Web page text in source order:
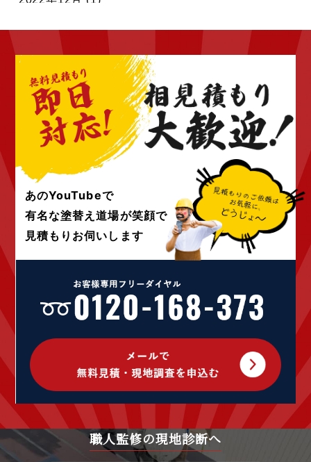
2022年10月 (6)
2022年9月 (6)
2022年8月 (4)
2022年7月 (6)
2022年6月 (4)
2022年5月 (4)
2022年4月 (4)
2022年2月 (4)
2022年1月 (4)
2021年12月 (4)
2021年10月 (10)
2021年9月 (24)
2021年8月 (1)
2021年4月 (1)
2020年12月 (1)
2020年9月 (1)
2020年5月 (1)
2020年4月 (5)
2020年3月 (7)
2020年1月 (9)
2019年12月 (6)
2019年11月 (13)
あのYouTubeで
有名な塗替え道場が笑顔で
見積もりお伺いします
職人監修の現地診断へ